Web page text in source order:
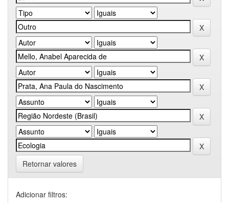
Retornar valores
Adicionar filtros: